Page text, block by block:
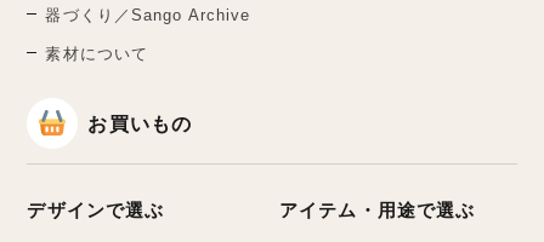
器づくり／Sango Archive
素材について
お買いもの
デザインで選ぶ アイテム・用途で選ぶ